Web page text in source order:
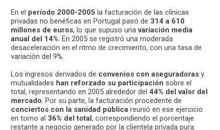
En el período 2000-2005 la facturación de las clínicas
privadas no benéficas en Portugal pasó de 314 a 610
millones de euros, lo que supuso unavariación media
anual del 14%. En 2005 se registró una moderada
desaceleración en el ritmo de crecimiento, con una tasa de
variación del 9%.
Los ingresos derivados de convenios con aseguradoras y
mutualidades han reforzado su participación sobre el
total, representando en 2005 alrededor del44% del valor del
mercado. Por su parte, la facturación procedente de
conciertos con la sanidad pública reunió en ese ejercicio
en torno al 36% del total, correspondiendo el porcentaje
restante a negocio generado por la clientela privada pura.